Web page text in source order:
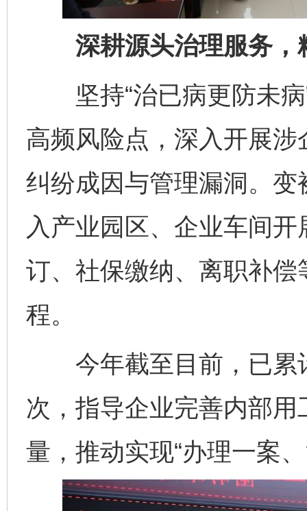
深耕源头治理服务，
坚持“治已病更防未病
高频风险点，深入开展
纠纷成因与管理漏洞。
入产业园区、企业车间
订、社保缴纳、离职补偿
程。
今年截至目前，已累
次，指导企业完善内部
量，推动实现“办理一案